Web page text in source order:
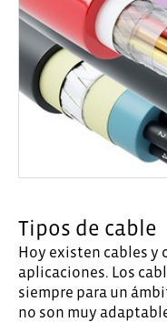
Tipos de cable
Hoy existen cables y
aplicaciones. Los
siempre para un
no son muy